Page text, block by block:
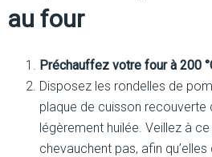
au four
Préchauffez votre four à 200
Disposez les rondelles de
plaque de cuisson recouverte
légèrement huilée. Veillez à ce
chevauchent pas, afin